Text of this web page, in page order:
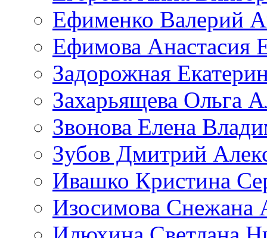
Ефименко Валерий
Ефимова Анастасия
Задорожная
Захарьящева Ольга
Звонова Елена
Зубов Дмитрий
Ивашко Кристина
Изосимова Снежана